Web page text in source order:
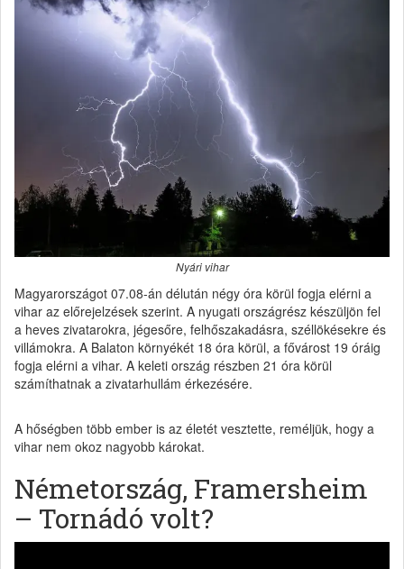
Nyári vihar
Magyarországot 07.08-án délután négy óra körül fogja elérni a
vihar az előrejelzések szerint. A nyugati országrész készüljön fel
a heves zivatarokra, jégesőre, felhőszakadásra, széllökésekre és
villámokra. A Balaton környékét 18 óra körül, a fővárost 19 óráig
fogja elérni a vihar. A keleti ország részben 21 óra körül
számíthatnak a zivatarhullám érkezésére.
A hőségben több ember is az életét vesztette, reméljük, hogy a
vihar nem okoz nagyobb károkat.
Németország, Framersheim
– Tornádó volt?